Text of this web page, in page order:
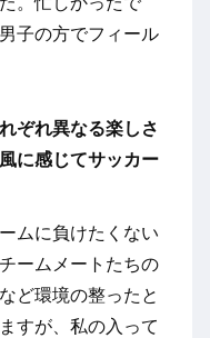
子の方でフィール
ぞれ異なる楽しさ
に感じてサッカー
ムに負けたくない
ームメートたちの
ど環境の整ったと
すが、私の入って